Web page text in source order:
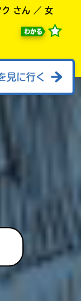
さん ／ 女
わかる
見に行く